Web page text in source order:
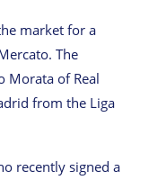
market for a
The
Morata of Real
from the Liga
recently signed a